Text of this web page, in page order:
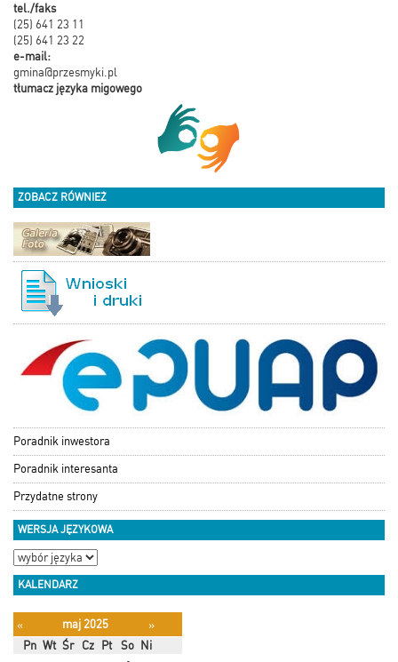
tel./faks
(25) 641 23 11
(25) 641 23 22
e-mail:
gmina@przesmyki.pl
tłumacz języka migowego
ZOBACZ RÓWNIEŻ
Poradnik inwestora
Poradnik interesanta
Przydatne strony
WERSJA JĘZYKOWA
KALENDARZ
« maj 2025
»
Pn Wt Śr Cz Pt So Ni